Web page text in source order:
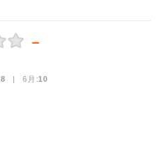
－
8 | 6月:10